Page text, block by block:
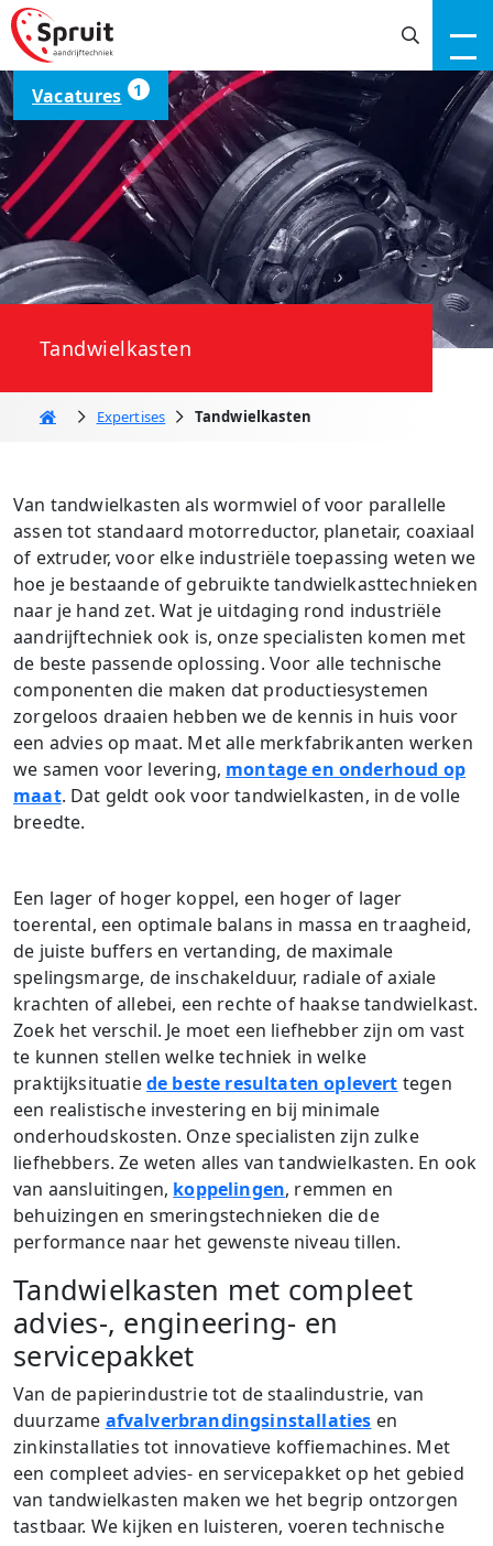
Vacatures 1
Tandwielkasten
Home Expertises Tandwielkasten
Van tandwielkasten als wormwiel of voor parallelle
assen tot standaard motorreductor, planetair, coaxiaal
of extruder, voor elke industriële toepassing weten we
hoe je bestaande of gebruikte tandwielkasttechnieken
naar je hand zet. Wat je uitdaging rond industriële
aandrijftechniek ook is, onze specialisten komen met
de beste passende oplossing. Voor alle technische
componenten die maken dat productiesystemen
zorgeloos draaien hebben we de kennis in huis voor
een advies op maat. Met alle merkfabrikanten werken
we samen voor levering, montage en onderhoud op
maat. Dat geldt ook voor tandwielkasten, in de volle
breedte.
Een lager of hoger koppel, een hoger of lager
toerental, een optimale balans in massa en traagheid,
de juiste buffers en vertanding, de maximale
spelingsmarge, de inschakelduur, radiale of axiale
krachten of allebei, een rechte of haakse tandwielkast.
Zoek het verschil. Je moet een liefhebber zijn om vast
te kunnen stellen welke techniek in welke
praktijksituatiede beste resultaten oplevert tegen
een realistische investering en bij minimale
onderhoudskosten. Onze specialisten zijn zulke
liefhebbers. Ze weten alles van tandwielkasten. En ook
van aansluitingen, koppelingen, remmen en
behuizingen en smeringstechnieken die de
performance naar het gewenste niveau tillen.
Tandwielkasten met compleet
advies-, engineering- en
servicepakket
Van de papierindustrie tot de staalindustrie, van
duurzame afvalverbrandingsinstallaties en
zinkinstallaties tot innovatieve koffiemachines. Met
een compleet advies- en servicepakket op het gebied
van tandwielkasten maken we het begrip ontzorgen
tastbaar. We kijken en luisteren, voeren technische